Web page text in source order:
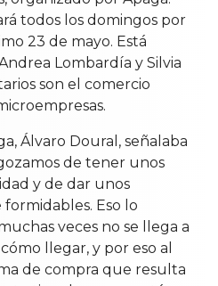
todos los domingos por
23 de mayo. Está
Lombardía y Silvia
son el comercio
Álvaro Doural, señalaba
de tener unos
y de dar unos
Eso lo
veces no se llega a
llegar, y por eso al
de compra que resulta